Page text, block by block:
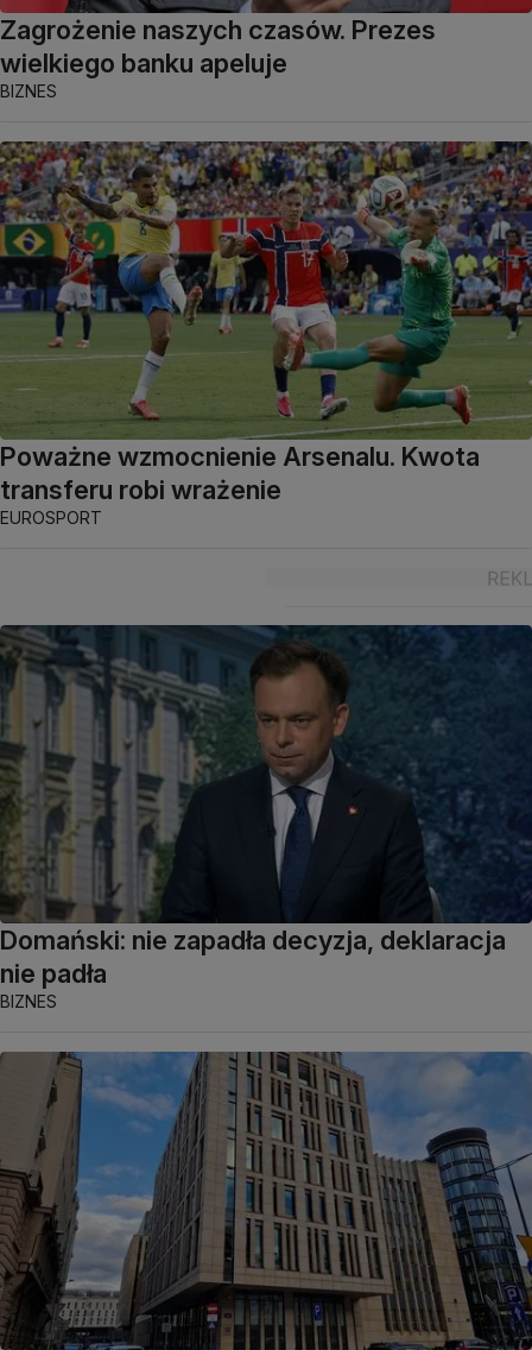
Zagrożenie naszych czasów. Prezes
wielkiego banku apeluje
BIZNES
Poważne wzmocnienie Arsenalu. Kwota
transferu robi wrażenie
EUROSPORT
Domański: nie zapadła decyzja, deklaracja
nie padła
BIZNES